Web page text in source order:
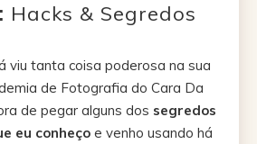
Hacks & Segredos
viu tanta coisa poderosa na sua
de Fotografia do Cara Da
de pegar alguns dos segredos
eu conheço e venho usando há